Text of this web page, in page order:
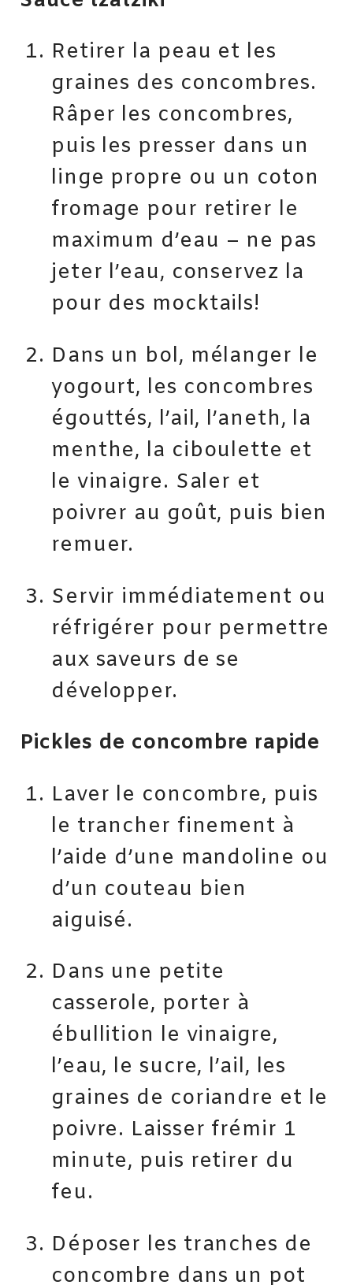
Retirer la peau et les
graines des concombres.
Râper les concombres,
puis les presser dans un
linge propre ou un coton
fromage pour retirer le
maximum d’eau – ne pas
jeter l’eau, conservez la
pour des mocktails!
Dans un bol, mélanger le
yogourt, les concombres
égouttés, l’ail, l’aneth, la
menthe, la ciboulette et
le vinaigre. Saler et
poivrer au goût, puis bien
remuer.
Servir immédiatement ou
réfrigérer pour permettre
aux saveurs de se
développer.
Pickles de concombre rapide
Laver le concombre, puis
le trancher finement à
l’aide d’une mandoline ou
d’un couteau bien
aiguisé.
Dans une petite
casserole, porter à
ébullition le vinaigre,
l’eau, le sucre, l’ail, les
graines de coriandre et le
poivre. Laisser frémir 1
minute, puis retirer du
feu.
Déposer les tranches de
concombre dans un pot